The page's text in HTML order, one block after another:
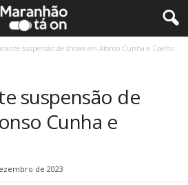
suspensão de shows em Afonso Cunha e Coelho
suspensão de
Cunha e
de 2023